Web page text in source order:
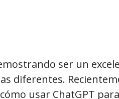
ser un
diferentes.
usar ChatGPT